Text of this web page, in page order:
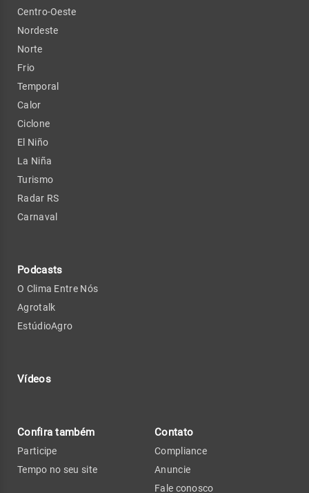
Centro-Oeste
Nordeste
Norte
Frio
Temporal
Calor
Ciclone
El Niño
La Niña
Turismo
Radar RS
Carnaval
Podcasts
O Clima Entre Nós
Agrotalk
EstúdioAgro
Vídeos
Confira também
Participe
Tempo no seu site
Contato
Compliance
Anuncie
Fale conosco